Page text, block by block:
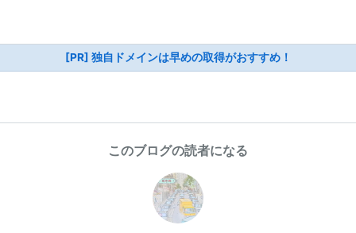
[PR] 独自ドメインは早めの取得がおすすめ！
このブログの読者になる